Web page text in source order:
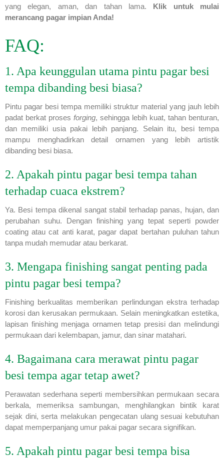
yang elegan, aman, dan tahan lama. Klik untuk mulai
merancang pagar impian Anda!
FAQ:
1. Apa keunggulan utama pintu pagar besi
tempa dibanding besi biasa?
Pintu pagar besi tempa memiliki struktur material yang jauh lebih
padat berkat proses forging, sehingga lebih kuat, tahan benturan,
dan memiliki usia pakai lebih panjang. Selain itu, besi tempa
mampu menghadirkan detail ornamen yang lebih artistik
dibanding besi biasa.
2. Apakah pintu pagar besi tempa tahan
terhadap cuaca ekstrem?
Ya. Besi tempa dikenal sangat stabil terhadap panas, hujan, dan
perubahan suhu. Dengan finishing yang tepat seperti powder
coating atau cat anti karat, pagar dapat bertahan puluhan tahun
tanpa mudah memudar atau berkarat.
3. Mengapa finishing sangat penting pada
pintu pagar besi tempa?
Finishing berkualitas memberikan perlindungan ekstra terhadap
korosi dan kerusakan permukaan. Selain meningkatkan estetika,
lapisan finishing menjaga ornamen tetap presisi dan melindungi
permukaan dari kelembapan, jamur, dan sinar matahari.
4. Bagaimana cara merawat pintu pagar
besi tempa agar tetap awet?
Perawatan sederhana seperti membersihkan permukaan secara
berkala, memeriksa sambungan, menghilangkan bintik karat
sejak dini, serta melakukan pengecatan ulang sesuai kebutuhan
dapat memperpanjang umur pakai pagar secara signifikan.
5. Apakah pintu pagar besi tempa bisa